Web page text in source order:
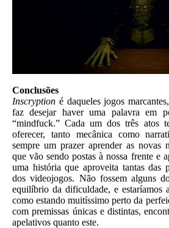
Conclusões
Inscryption é daqueles jogos
faz desejar haver uma palavra em
“mindfuck.” Cada um dos três atos
oferecer, tanto mecânica como
sempre um prazer aprender as novas
que vão sendo postas à nossa frente e
uma história que aproveita tantas das
dos videojogos. Não fossem alguns
equilíbrio da dificuldade, e estaríamos
como estando muitíssimo perto da
com premissas únicas e distintas,
apelativos quanto este.